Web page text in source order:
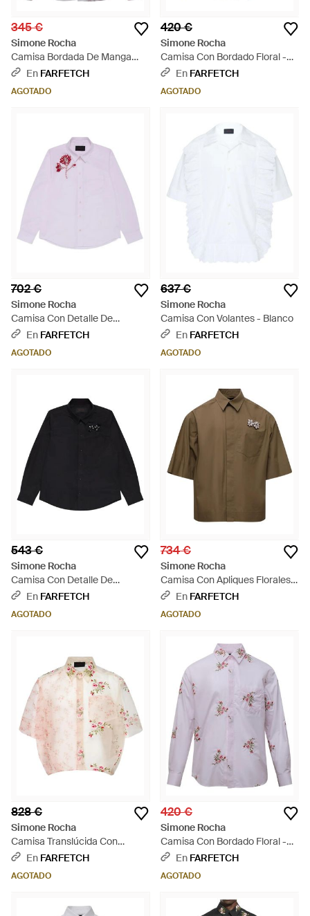
345 €
Simone Rocha
Camisa Bordada De Manga
Larga - Gris
En FARFETCH
AGOTADO
420 €
Simone Rocha
Camisa Con Bordado Floral -
Negro
En FARFETCH
AGOTADO
702 €
Simone Rocha
Camisa Con Detalle De
Cuentas - Morado
En FARFETCH
AGOTADO
637 €
Simone Rocha
Camisa Con Volantes - Blanco
En FARFETCH
AGOTADO
543 €
Simone Rocha
Camisa Con Detalle De
Apliques - Negro
En FARFETCH
AGOTADO
734 €
Simone Rocha
Camisa Con Apliques Florales -
Marrón
En FARFETCH
AGOTADO
828 €
Simone Rocha
Camisa Translúcida Con
Bordado Floral - Rosa
En FARFETCH
AGOTADO
420 €
Simone Rocha
Camisa Con Bordado Floral -
Morado
En FARFETCH
AGOTADO